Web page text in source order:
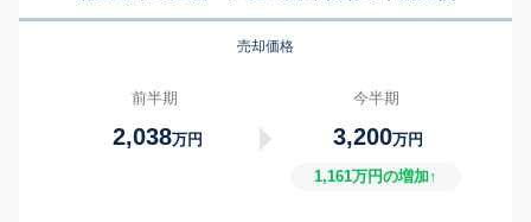
売却価格
前半期
2,038万円
今半期
3,200万円
1,161万円の増加↑